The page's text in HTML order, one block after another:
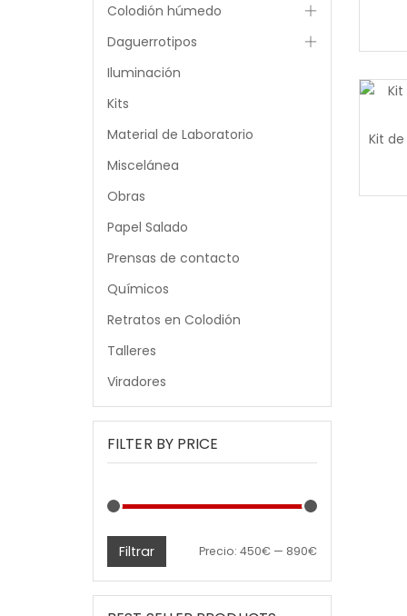
Colodión húmedo
Daguerrotipos
Iluminación
Kits
Material de Laboratorio
Miscelánea
Obras
Papel Salado
Prensas de contacto
Químicos
Retratos en Colodión
Talleres
Viradores
FILTER BY PRICE
Precio
mínimo
Precio
máximo
Filtrar Precio: 450€— 890€